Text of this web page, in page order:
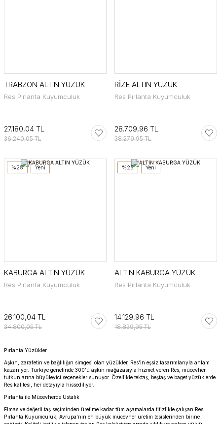
TRABZON ALTIN YÜZÜK
Res Pırlanta Kuyumculuk
27.180,04 TL
36.240,05 TL
RİZE ALTIN YÜZÜK
Res Pırlanta Kuyumculuk
28.709,96 TL
38.279,95 TL
%25 Yeni
KABURGA ALTIN YÜZÜK
Res Pırlanta Kuyumculuk
26.100,04 TL
34.800,05 TL
%25 Yeni
ALTIN KABURGA YÜZÜK
Res Pırlanta Kuyumculuk
14.129,96 TL
18.839,95 TL
Pırlanta Yüzükler
Aşkın, zarafetin ve bağlılığın simgesi olan yüzükler, Res’in eşsiz tasarımlarıyla anlam
kazanıyor. Türkiye genelinde 300’ü aşkın mağazasıyla hizmet veren Res, mücevher
tutkunlarına büyüleyici seçenekler sunuyor. Özellikle tektaş, beştaş ve baget yüzüklerde
Res kalitesi, her detayıyla hissediliyor.
Pırlanta ile Mücevherde Ustalık
Elmas ve değerli taş seçiminden üretime kadar tüm aşamalarda titizlikle çalışan Res
Pırlanta Kuyumculuk, Avrupa’nın en büyük mücevher üretim tesislerinden birine